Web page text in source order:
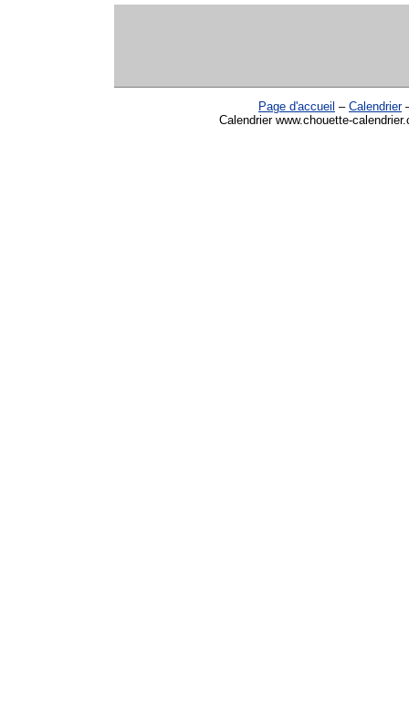
Page d'accueil – Calendrier
Calendrier www.chouette-